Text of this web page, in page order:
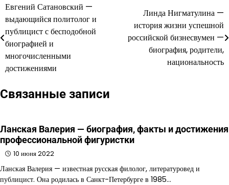
Навигация
по
записям
Евгений Сатановский —
выдающийся политолог и
публицист с бесподобной
биографией и
многочисленными
достижениями
Линда Нигматулина —
история жизни успешной
российской бизнесвумен —
биография, родители,
национальность
Связанные записи
Ланская Валерия — биография, факты и достижения
профессиональной фигуристки
10 июня 2022
Ланская Валерия — известная русская филолог, литературовед и
публицист. Она родилась в Санкт-Петербурге в 1985…